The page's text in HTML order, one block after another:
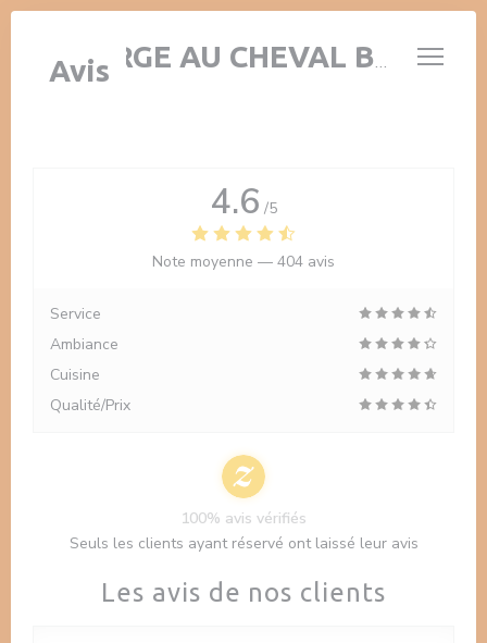
Personnalisation de vos choix en matière de cookies
AUBERGE AU CHEVAL BLANC
Avis
Les avis de nos clients
4.6 /5
Note moyenne — 404 avis
Service
Ambiance
Cuisine
Qualité/Prix
100% avis vérifiés
Seuls les clients ayant réservé ont laissé leur avis